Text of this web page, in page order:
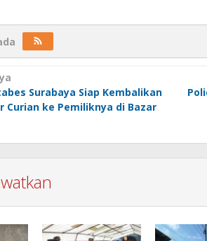
Surabaya Siap Kembalikan
Curian ke Pemiliknya di Bazar